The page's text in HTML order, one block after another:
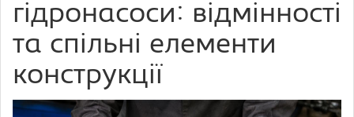
гідронасоси: відмінності
та спільні елементи
конструкції